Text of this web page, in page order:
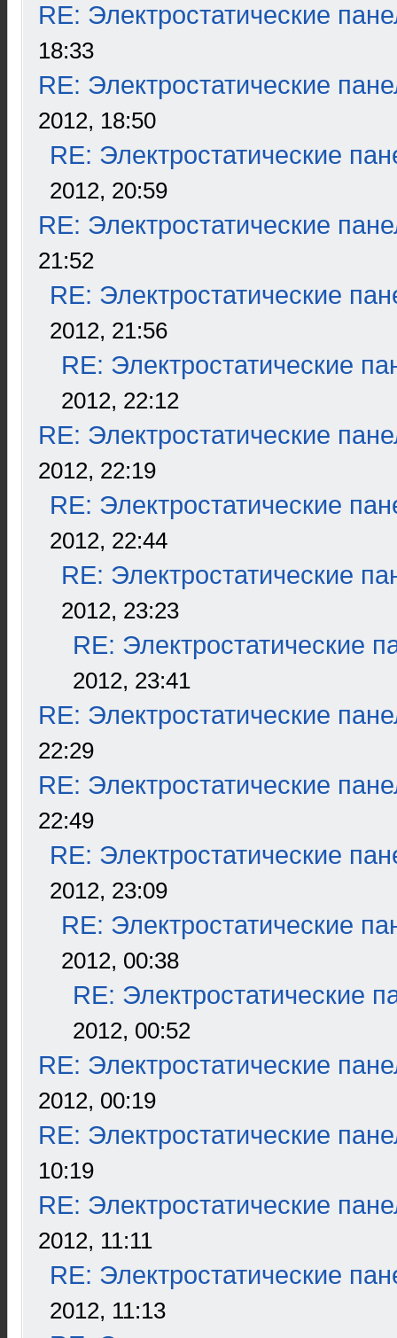
RE: Электростатические
18:33
RE: Электростатические
2012, 18:50
RE: Электростатические
2012, 20:59
RE: Электростатические
21:52
RE: Электростатические
2012, 21:56
RE: Электростатические
2012, 22:12
RE: Электростатические
2012, 22:19
RE: Электростатические
2012, 22:44
RE: Электростатические
2012, 23:23
RE: Электростатические
2012, 23:41
RE: Электростатические
22:29
RE: Электростатические
22:49
RE: Электростатические
2012, 23:09
RE: Электростатические
2012, 00:38
RE: Электростатические
2012, 00:52
RE: Электростатические
2012, 00:19
RE: Электростатические
10:19
RE: Электростатические
2012, 11:11
RE: Электростатические
2012, 11:13